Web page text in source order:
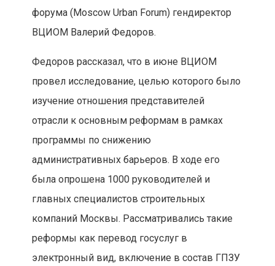
форума (Moscow Urban Forum) гендиректор
ВЦИОМ Валерий Федоров.
Федоров рассказал, что в июне ВЦИОМ
провел исследование, целью которого было
изучение отношения представителей
отрасли к основным реформам в рамках
программы по снижению
административных барьеров. В ходе его
была опрошена 1000 руководителей и
главных специалистов строительных
компаний Москвы. Рассматривались такие
реформы как перевод госуслуг в
электронный вид, включение в состав ГПЗУ